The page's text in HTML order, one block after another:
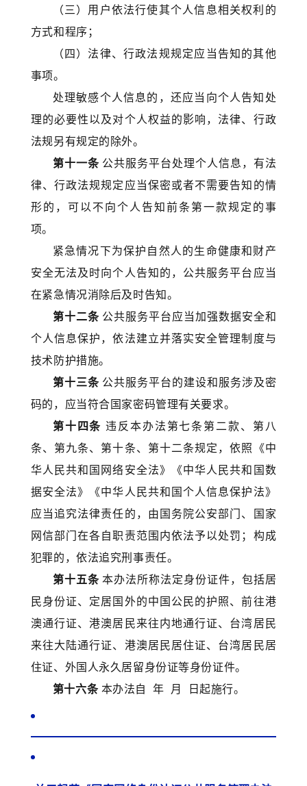
（三）用户依法行使其个人信息相关权利的
方式和程序；
（四）法律、行政法规规定应当告知的其他
事项。
处理敏感个人信息的，还应当向个人告知处
理的必要性以及对个人权益的影响，法律、行政
法规另有规定的除外。
第十一条公共服务平台处理个人信息，有法
律、行政法规规定应当保密或者不需要告知的情
形的，可以不向个人告知前条第一款规定的事
项。
紧急情况下为保护自然人的生命健康和财产
安全无法及时向个人告知的，公共服务平台应当
在紧急情况消除后及时告知。
第十二条公共服务平台应当加强数据安全和
个人信息保护，依法建立并落实安全管理制度与
技术防护措施。
第十三条公共服务平台的建设和服务涉及密
码的，应当符合国家密码管理有关要求。
第十四条 违反本办法第七条第二款、第八
条、第九条、第十条、第十二条规定，依照《中
华人民共和国网络安全法》《中华人民共和国数
据安全法》《中华人民共和国个人信息保护法》
应当追究法律责任的，由国务院公安部门、国家
网信部门在各自职责范围内依法予以处罚；构成
犯罪的，依法追究刑事责任。
第十五条本办法所称法定身份证件，包括居
民身份证、定居国外的中国公民的护照、前往港
澳通行证、港澳居民来往内地通行证、台湾居民
来往大陆通行证、港澳居民居住证、台湾居民居
住证、外国人永久居留身份证等身份证件。
第十六条本办法自 年 月 日起施行。